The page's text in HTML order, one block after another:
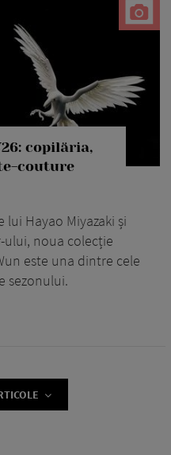
copilăria,
couture
Hayao Miyazaki și
noua colecție
este una dintre cele
sezonului.